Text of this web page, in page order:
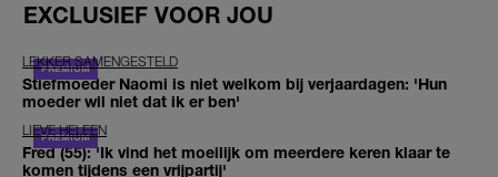
EXCLUSIEF VOOR JOU
LEKKER SAMENGESTELD
Stiefmoeder Naomi is niet welkom bij verjaardagen: 'Hun
moeder wil niet dat ik er ben'
LIEVE HELEEN
Fred (55): 'Ik vind het moeilijk om meerdere keren klaar te
komen tijdens een vrijpartij'